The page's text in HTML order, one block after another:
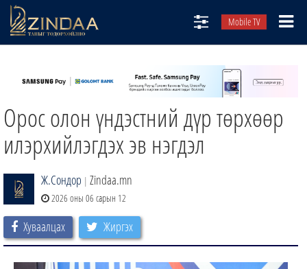
Mobile TV
ТВ8
ӨГЛӨӨНИЙ СОНИН
АУДИО ЗОХИОЛ
ЗИНДАА СЭТГҮҮЛ
Орос олон үндэстний дүр төрхөөр
илэрхийлэгдэх эв нэгдэл
Ж.Сондор | Zindaa.mn
2026 оны 06 сарын 12
Хуваалцах Жиргэх